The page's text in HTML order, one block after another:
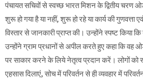
पंचायत सचिवों से स्वच्छ भारत मिशन के द्वितीय चरण
शुरू हो गया है या नहीं, शुरू हो रहे या कार्य की गुणवत्ता
विस्तार से जानकारी प्राप्त की। उन्होंने स्पष्ट किया
उन्होंने ग्राम प्रधानों से अपील करते हुए कहा कि वह
पर साकार करने के लिये नेतृत्व प्रदान करें। लोगों को
एहसास दिलाएं, सोच में परिवर्तन से ही व्यवहार में